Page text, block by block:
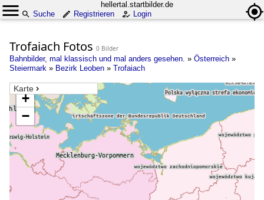
hellertal.startbilder.de
Suche
Registrieren Login
Trofaiach Fotos 0 Bilder
Bahnbilder, mal klassisch und mal anders gesehen. » Österreich »
Steiermark » Bezirk Leoben » Trofaiach
Karte
+
−